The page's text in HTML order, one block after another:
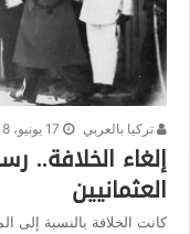
تركيا بالعربي 17 يونيو، 2018
إلغاء الخلافة..
العثمانيين
كانت الخلافة بالنسبة إلى